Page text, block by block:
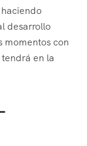
desarrollo
momentos con
en la